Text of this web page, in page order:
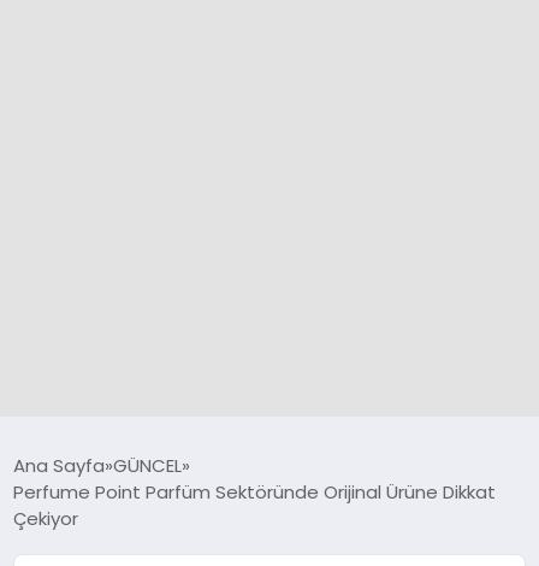
SPOR
Ana Sayfa GÜNCEL
Perfume Point Parfüm Sektöründe Orijinal Ürüne Dikkat
Çekiyor